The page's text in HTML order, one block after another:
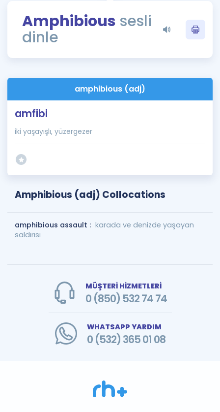
ÖSYM Sınav Takvimi
Kampanyalar
İngilizce Gramer
Amphibious sesli
dinle
amphibious (adj)
amfibi
iki yaşayışlı, yüzergezer
Amphibious (adj) Collocations
amphibious assault : karada ve denizde yaşayan
saldırısı
MÜŞTERİ HİZMETLERİ
0 (850) 532 74 74
WHATSAPP YARDIM
0 (532) 365 01 08